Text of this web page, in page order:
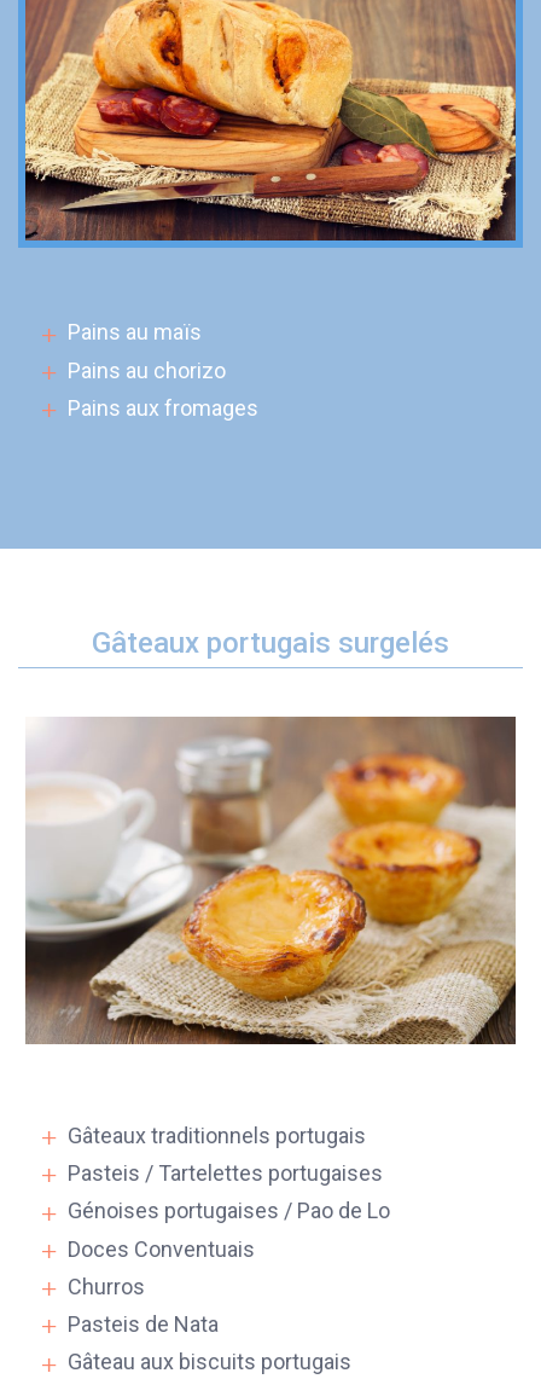
Pains au maïs
Pains au chorizo
Pains aux fromages
Gâteaux portugais surgelés
Gâteaux traditionnels portugais
Pasteis / Tartelettes portugaises
Génoises portugaises / Pao de Lo
Doces Conventuais
Churros
Pasteis de Nata
Gâteau aux biscuits portugais